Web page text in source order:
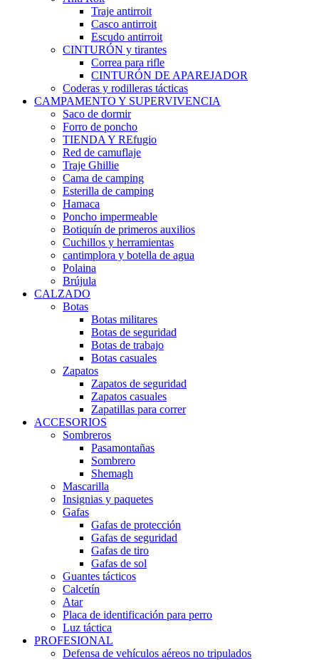
Traje antirroit
Casco antirroit
Escudo antirroit
CINTURÓN y tirantes
Correa para rifle
CINTURÓN DE APAREJADOR
Coderas y rodilleras tácticas
CAMPAMENTO Y SUPERVIVENCIA
Saco de dormir
Forro de poncho
TIENDA Y REfugio
Red de camuflaje
Traje Ghillie
Cama de camping
Esterilla de camping
Hamaca
Poncho impermeable
Botiquín de primeros auxilios
Cuchillos y herramientas
cantimplora y botella de agua
Polaina
Brújula
CALZADO
Botas
Botas militares
Botas de seguridad
Botas de trabajo
Botas casuales
Zapatos
Zapatos de seguridad
Zapatos casuales
Zapatillas para correr
ACCESORIOS
Sombreros
Pasamontañas
Sombrero
Shemagh
Mascarilla
Insignias y paquetes
Gafas
Gafas de protección
Gafas de seguridad
Gafas de tiro
Gafas de sol
Guantes tácticos
Calcetín
Atar
Placa de identificación para perro
Luz táctica
PROFESIONAL
Defensa de vehículos aéreos no tripulados